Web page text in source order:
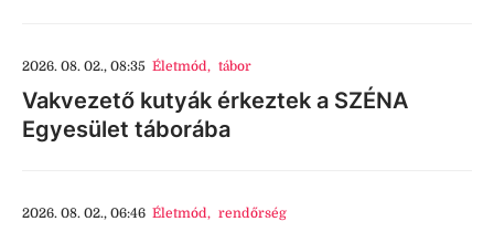
2026. 08. 02., 08:35 Életmód, tábor
Vakvezető kutyák érkeztek a SZÉNA
Egyesület táborába
2026. 08. 02., 06:46 Életmód, rendőrség